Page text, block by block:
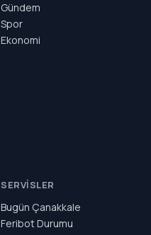
Gündem
Spor
Ekonomi
SERVISLER
Bugün Çanakkale
Feribot Durumu